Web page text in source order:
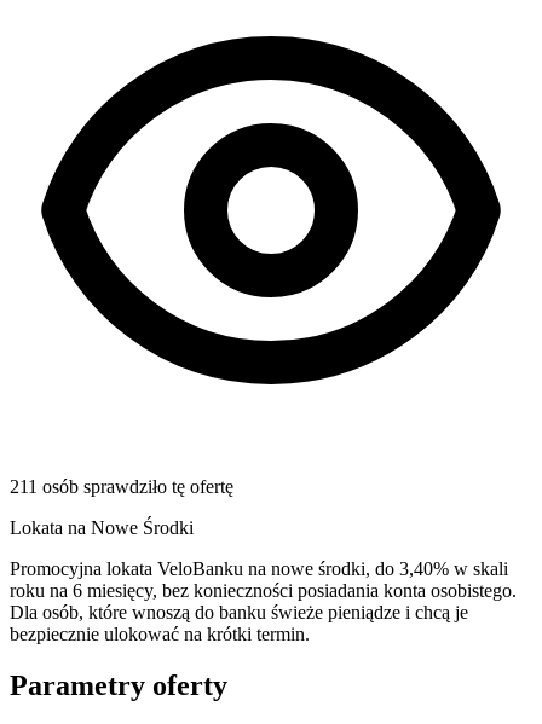
211 osób sprawdziło tę ofertę
Lokata na Nowe Środki
Promocyjna lokata VeloBanku na nowe środki, do 3,40% w skali
roku na 6 miesięcy, bez konieczności posiadania konta osobistego.
Dla osób, które wnoszą do banku świeże pieniądze i chcą je
bezpiecznie ulokować na krótki termin.
Parametry oferty